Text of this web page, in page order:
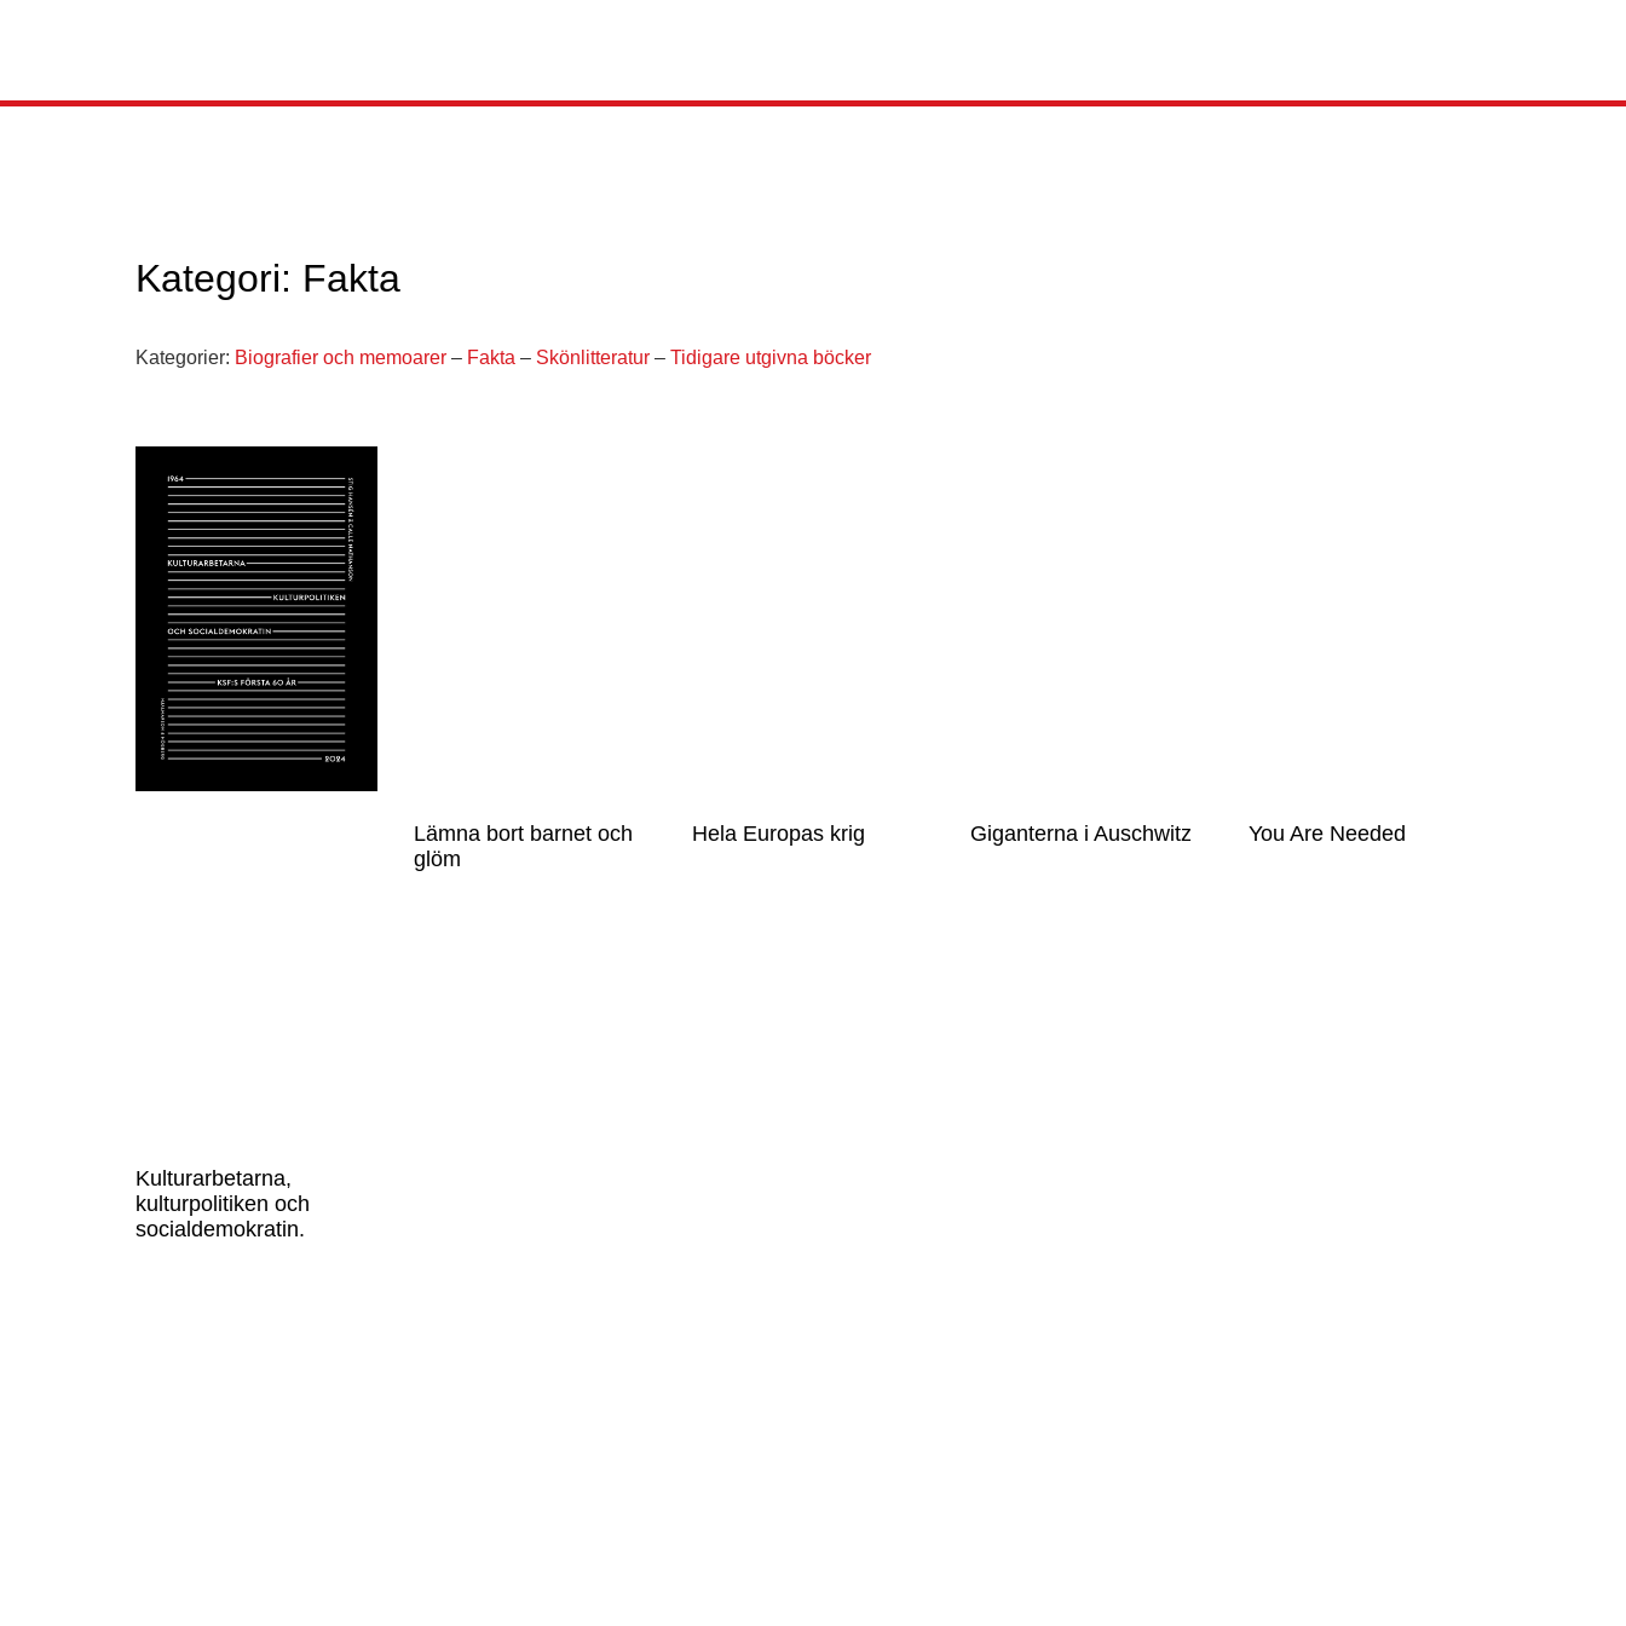
Kategori: Fakta
Kategorier: Biografier och memoarer – Fakta – Skönlitteratur – Tidigare utgivna böcker
Kulturarbetarna,
kulturpolitiken och
socialdemokratin.
Lämna bort barnet och
glöm
Hela Europas krig Giganterna i Auschwitz You Are Needed